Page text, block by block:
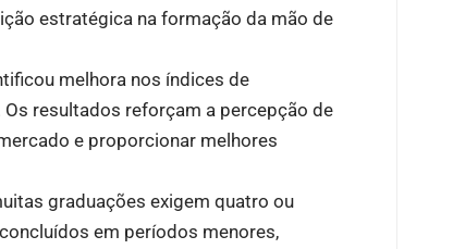
estratégica na formação da mão de
melhora nos índices de
resultados reforçam a percepção de
e proporcionar melhores
graduações exigem quatro ou
em períodos menores,